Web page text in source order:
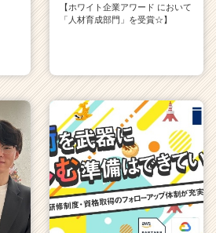
【ホワイト企業アワード において
「人材育成部門」を受賞☆】